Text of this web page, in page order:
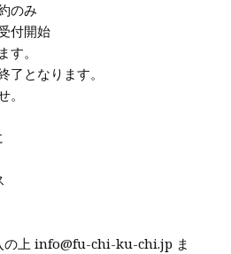
のみ
付開始
。
了となります。
の上 info@fu-chi-ku-chi.jp ま